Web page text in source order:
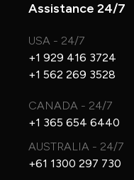
Assistance 24/7
USA - 24/7
+1 929 416 3724
+1 562 269 3528
CANADA - 24/7
+1 365 654 6440
AUSTRALIA - 24/7
+61 1300 297 730